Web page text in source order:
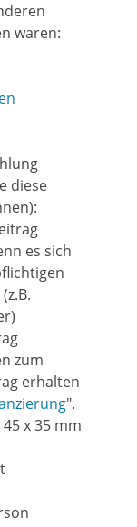
waren:
diese
es sich
zum
erhalten
".
x 35 mm